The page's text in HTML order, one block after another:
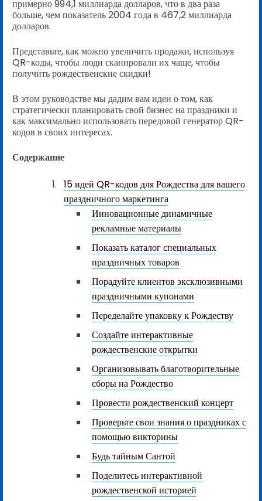
примерно 994,1 миллиарда долларов, что в два раза
больше, чем показатель 2004 года в 467,2 миллиарда
долларов.
Представьте, как можно увеличить продажи, используя
QR-коды, чтобы люди сканировали их чаще, чтобы
получить рождественские скидки!
В этом руководстве мы дадим вам идеи о том, как
стратегически планировать свой бизнес на праздники и
как максимально использовать передовой генератор QR-
кодов в своих интересах.
Содержание
15 идей QR-кодов для Рождества для вашего
праздничного маркетинга
Инновационные динамичные
рекламные материалы
Показать каталог специальных
праздничных товаров
Порадуйте клиентов эксклюзивными
праздничными купонами
Переделайте упаковку к Рождеству
Создайте интерактивные
рождественские открытки
Организовывать благотворительные
сборы на Рождество
Провести рождественский концерт
Проверьте свои знания о праздниках с
помощью викторины
Будь тайным Сантой
Поделитесь интерактивной
рождественской историей